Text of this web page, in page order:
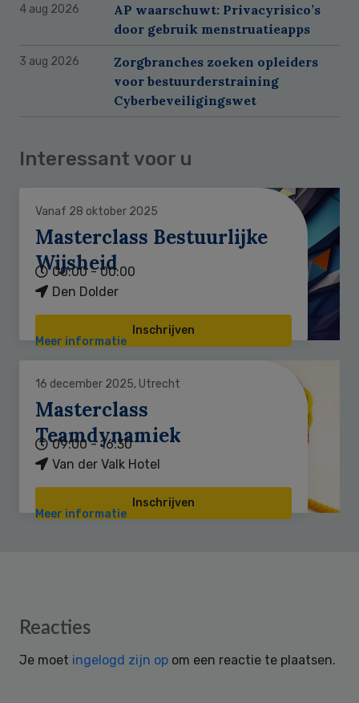
4 aug 2026
AP waarschuwt: Privacyrisico’s
door gebruik menstruatieapps
3 aug 2026
Zorgbranches zoeken opleiders
voor bestuurderstraining
Cyberbeveiligingswet
Interessant voor u
Vanaf 28 oktober 2025
Masterclass Bestuurlijke
Wijsheid
00:00 - 00:00
Den Dolder
Inschrijven
Meer informatie
16 december 2025, Utrecht
Masterclass
Teamdynamiek
09:00 - 16:30
Van der Valk Hotel
Inschrijven
Meer informatie
Reader
Reacties
Je moet ingelogd zijn op om een reactie te plaatsen.